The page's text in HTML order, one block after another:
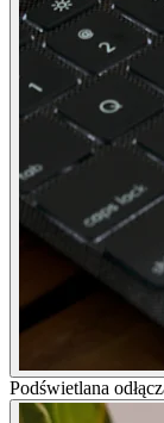
Podświetlana